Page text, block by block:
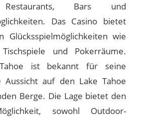
Restaurants, Bars und
Das Casino bietet
Glücksspielmöglichkeiten wie
Tischspiele und Pokerräume.
ist bekannt für seine
Aussicht auf den Lake Tahoe
Berge. Die Lage bietet den
sowohl Outdoor-